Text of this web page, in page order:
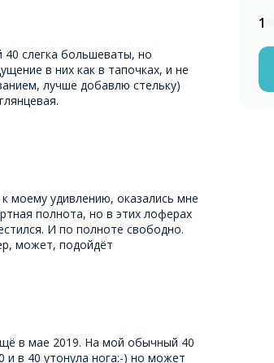
слегка большеваты, но
в них как в тапочках, и не
лучше добавлю стельку)
моему удивлению, оказались мне
полнота, но в этих лоферах
И по полноте свободно.
может, подойдёт
в мае 2019. На мой обычный 40
и в 40 утонула нога:-) но может
1